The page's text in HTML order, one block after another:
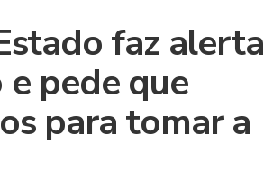
faz alerta
pede que
para tomar a